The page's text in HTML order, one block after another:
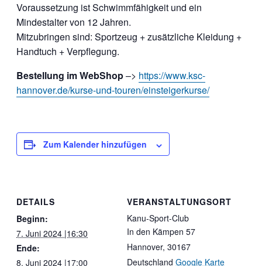
Voraussetzung ist Schwimmfähigkeit und ein
Mindestalter von 12 Jahren.
Mitzubringen sind: Sportzeug + zusätzliche Kleidung +
Handtuch + Verpflegung.
Bestellung im WebShop–> https://www.ksc-
hannover.de/kurse-und-touren/einsteigerkurse/
Zum Kalender hinzufügen
DETAILS
Beginn:
7. Juni 2024 |16:30
Ende:
8. Juni 2024 |17:00
VERANSTALTUNGSORT
Kanu-Sport-Club
In den Kämpen 57
Hannover, 30167
Deutschland Google Karte